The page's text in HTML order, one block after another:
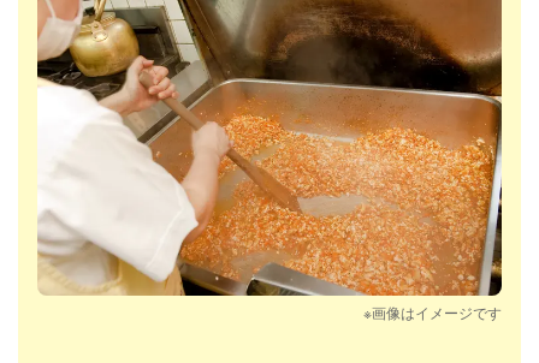
※画像はイメージです